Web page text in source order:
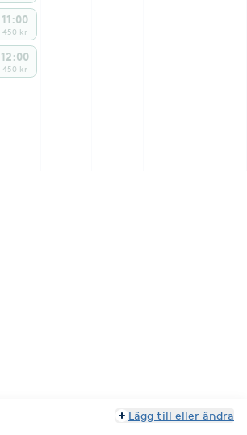
11:00
450 kr
12:00
450 kr
Lägg till eller ändra